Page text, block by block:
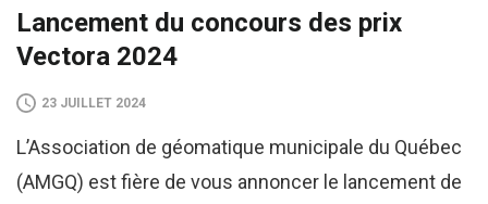
Lancement du concours des prix
Vectora 2024
23 JUILLET 2024
L’Association de géomatique municipale du Québec
(AMGQ) est fière de vous annoncer le lancement de